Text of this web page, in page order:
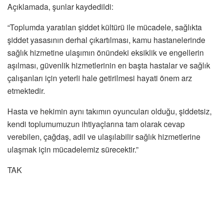
Açıklamada, şunlar kaydedildi:
“Toplumda yaratılan şiddet kültürü ile mücadele, sağlıkta
şiddet yasasının derhal çıkartılması, kamu hastanelerinde
sağlık hizmetine ulaşımın önündeki eksiklik ve engellerin
aşılması, güvenlik hizmetlerinin en başta hastalar ve sağlık
çalışanları için yeterli hale getirilmesi hayati önem arz
etmektedir.
Hasta ve hekimin aynı takımın oyuncuları olduğu, şiddetsiz,
kendi toplumumuzun ihtiyaçlarına tam olarak cevap
verebilen, çağdaş, adil ve ulaşılabilir sağlık hizmetlerine
ulaşmak için mücadelemiz sürecektir.”
TAK